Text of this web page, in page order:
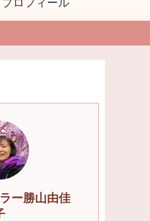
プロフィール
ー勝山由佳